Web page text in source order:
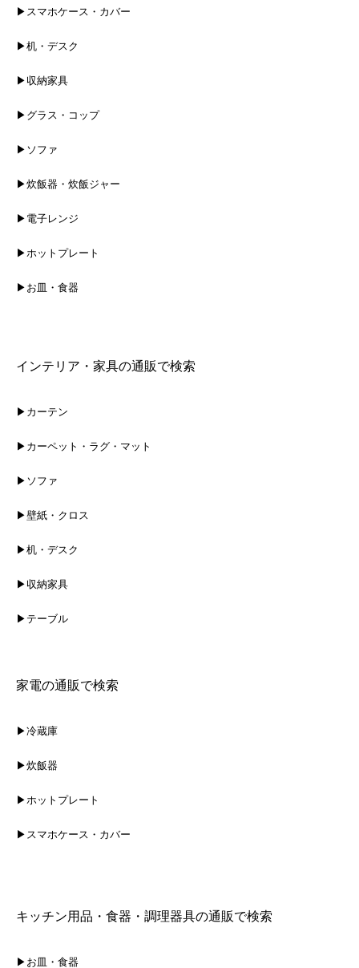
▶スマホケース・カバー
▶机・デスク
▶収納家具
▶グラス・コップ
▶ソファ
▶炊飯器・炊飯ジャー
▶電子レンジ
▶ホットプレート
▶お皿・食器
インテリア・家具の通販で検索
▶カーテン
▶カーペット・ラグ・マット
▶ソファ
▶壁紙・クロス
▶机・デスク
▶収納家具
▶テーブル
家電の通販で検索
▶冷蔵庫
▶炊飯器
▶ホットプレート
▶スマホケース・カバー
キッチン用品・食器・調理器具の通販で検索
▶お皿・食器